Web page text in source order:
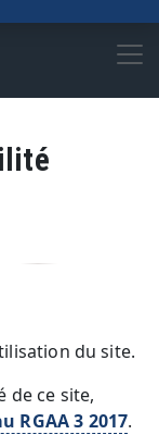
du site.
de ce site,
RGAA 3 2017.